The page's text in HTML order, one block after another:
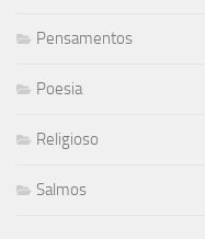
Pensamentos
Poesia
Religioso
Salmos